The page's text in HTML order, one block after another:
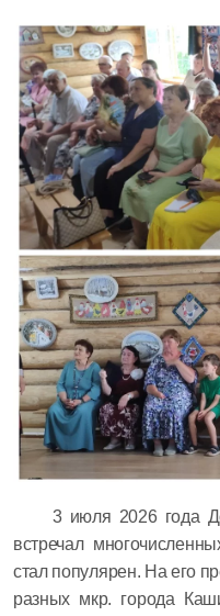
3 июля 2026 года
встречал
стал популярен. На его
разных мкр. города